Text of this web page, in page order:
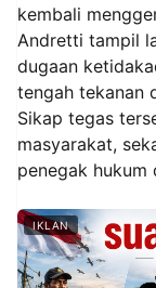
kembali
Andretti tampil
dugaan
tengah tekanan
Sikap tegas
masyarakat,
penegak hukum
IKLAN